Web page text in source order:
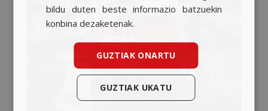
bildu duten beste informazio batzuekin
konbina dezaketenak.
GUZTIAK ONARTU
GUZTIAK UKATU